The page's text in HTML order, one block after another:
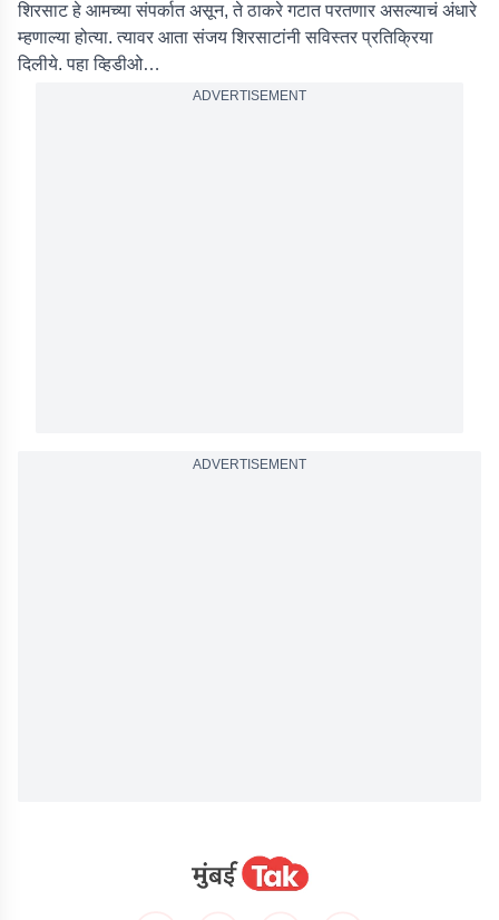
शिरसाट हे आमच्या संपर्कात असून, ते ठाकरे गटात परतणार असल्याचं अंधारे
म्हणाल्या होत्या. त्यावर आता संजय शिरसाटांनी सविस्तर प्रतिक्रिया
दिलीये. पहा व्हिडीओ…
ADVERTISEMENT
ADVERTISEMENT